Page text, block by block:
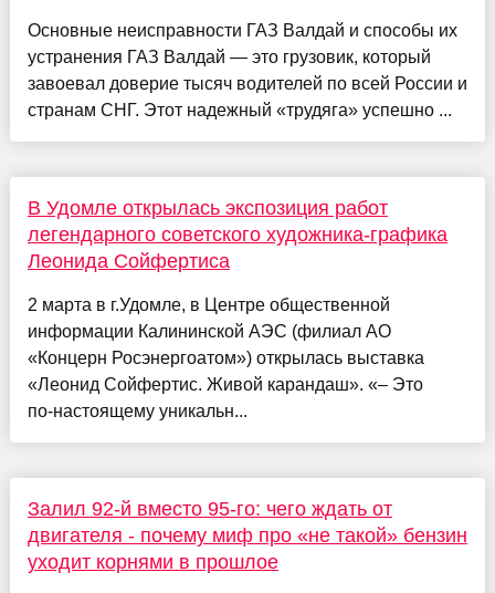
Основные неисправности ГАЗ Валдай и способы их
устранения ГАЗ Валдай — это грузовик, который
завоевал доверие тысяч водителей по всей России и
странам СНГ. Этот надежный «трудяга» успешно ...
В Удомле открылась экспозиция работ
легендарного советского художника-графика
Леонида Сойфертиса
2 марта в г.Удомле, в Центре общественной
информации Калининской АЭС (филиал АО
«Концерн Росэнергоатом») открылась выставка
«Леонид Сойфертис. Живой карандаш». «– Это
по‑настоящему уникальн...
Залил 92-й вместо 95-го: чего ждать от
двигателя - почему миф про «не такой» бензин
уходит корнями в прошлое